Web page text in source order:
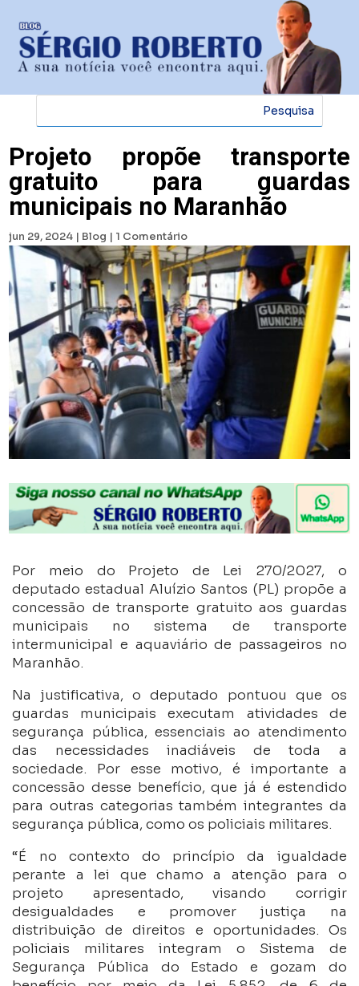
Projeto propõe transporte
gratuito para guardas
municipais no Maranhão
jun 29, 2024 | Blog | 1 Comentário
Por meio do Projeto de Lei 270/2027, o
deputado estadual Aluízio Santos (PL) propõe a
concessão de transporte gratuito aos guardas
municipais no sistema de transporte
intermunicipal e aquaviário de passageiros no
Maranhão.
Na justificativa, o deputado pontuou que os
guardas municipais executam atividades de
segurança pública, essenciais ao atendimento
das necessidades inadiáveis de toda a
sociedade. Por esse motivo, é importante a
concessão desse benefício, que já é estendido
para outras categorias também integrantes da
segurança pública, como os policiais militares.
“É no contexto do princípio da igualdade
perante a lei que chamo a atenção para o
projeto apresentado, visando corrigir
desigualdades e promover justiça na
distribuição de direitos e oportunidades. Os
policiais militares integram o Sistema de
Segurança Pública do Estado e gozam do